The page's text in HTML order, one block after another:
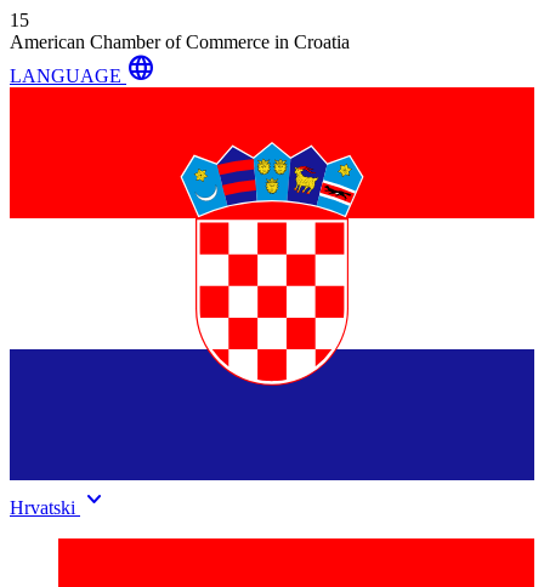
15
American Chamber of Commerce in Croatia
LANGUAGE language
Hrvatski keyboard_arrow_down